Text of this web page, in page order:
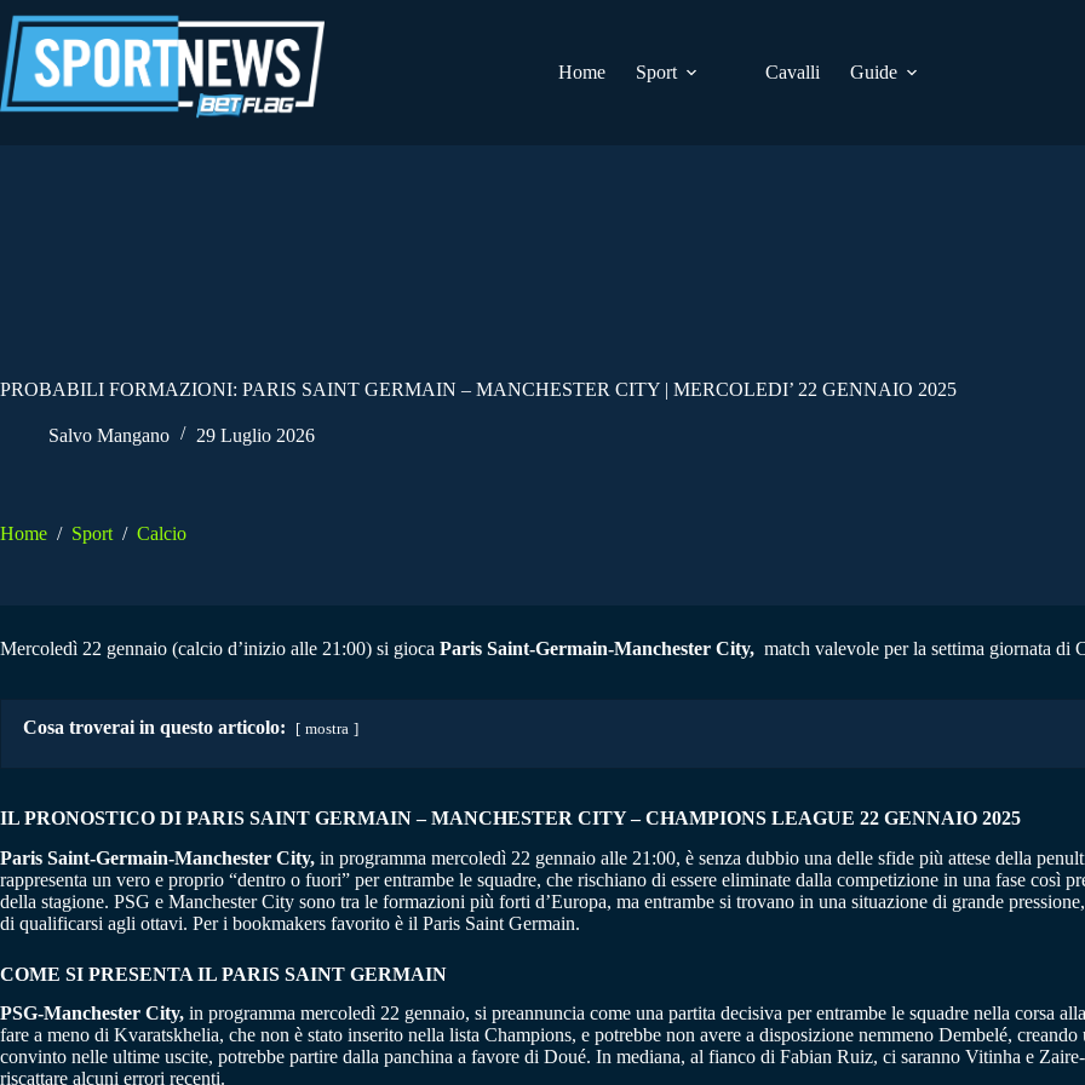
al
contenuto
Home
Sport Cavalli Guide
PROBABILI FORMAZIONI: PARIS SAINT GERMAIN – MANCHESTER CITY | MERCOLEDI’ 22 GENNAIO 2025
Salvo Mangano 29 Luglio 2026
Home / Sport / Calcio
Mercoledì 22 gennaio (calcio d’inizio alle 21:00) si gioca Paris Saint-Germain-Manchester City, match valevole per la settima giornata di
Cosa troverai in questo articolo: mostra
IL PRONOSTICO DI PARIS SAINT GERMAIN – MANCHESTER CITY – CHAMPIONS LEAGUE 22 GENNAIO 2025
Paris Saint-Germain-Manchester City, in programma mercoledì 22 gennaio alle 21:00, è senza dubbio una delle sfide più attese della
rappresenta un vero e proprio “dentro o fuori” per entrambe le squadre, che rischiano di essere eliminate dalla competizione in una fase così
della stagione. PSG e Manchester City sono tra le formazioni più forti d’Europa, ma entrambe si trovano in una situazione di grande
di qualificarsi agli ottavi. Per i bookmakers favorito è il Paris Saint Germain.
COME SI PRESENTA IL PARIS SAINT GERMAIN
PSG-Manchester City, in programma mercoledì 22 gennaio, si preannuncia come una partita decisiva per entrambe le squadre nella corsa
fare a meno di Kvaratskhelia, che non è stato inserito nella lista Champions, e potrebbe non avere a disposizione nemmeno Dembelé,
convinto nelle ultime uscite, potrebbe partire dalla panchina a favore di Doué. In mediana, al fianco di Fabian Ruiz, ci saranno Vitinha e
riscattare alcuni errori recenti.